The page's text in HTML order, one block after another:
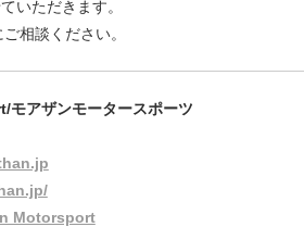
いただきます。
相談ください。
アザンモータースポーツ
Motorsport